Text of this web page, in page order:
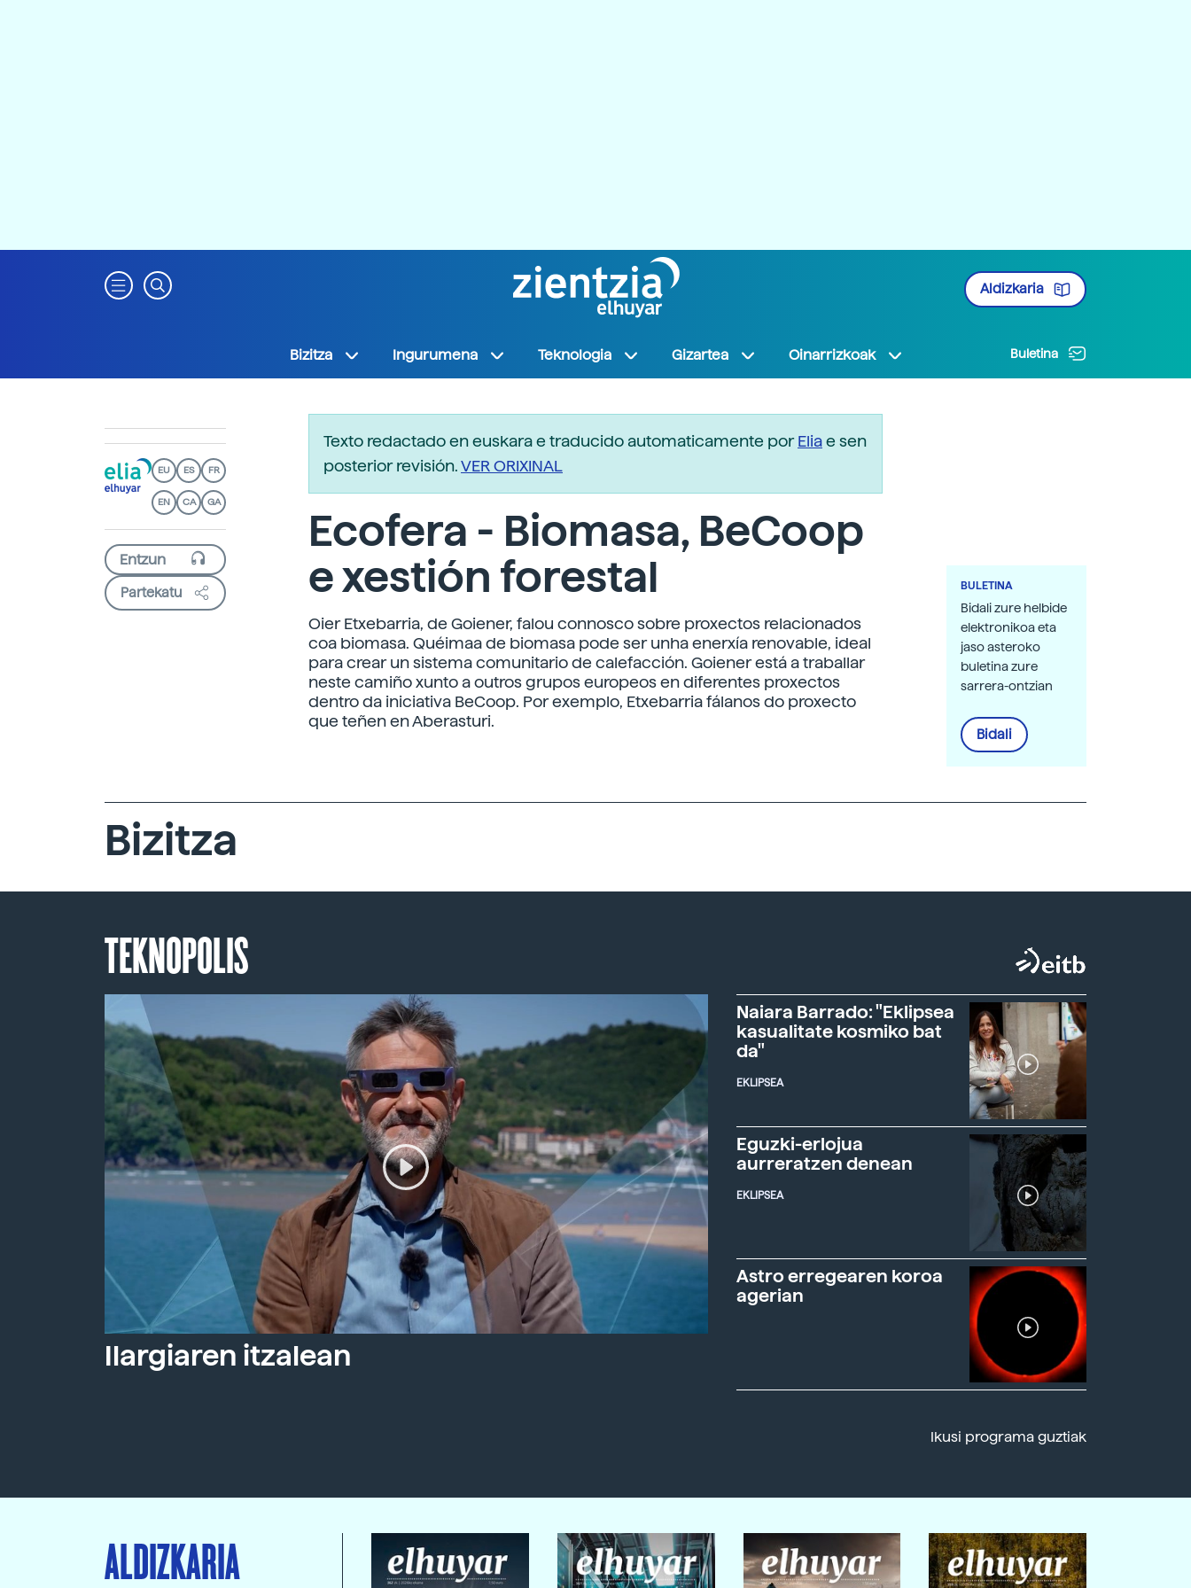
Aldizkaria
Bizitza Ingurumena Teknologia Gizartea Oinarrizkoak Buletina
EU ES FR
EN CA GA
Partekatu
Texto redactado en euskara e traducido automaticamente porEliae sen
posterior revisión.VER ORIXINAL
Ecofera - Biomasa, BeCoop
e xestión forestal
Oier Etxebarria, de Goiener, falou connosco sobre proxectos relacionados
coa biomasa. Quéimaa de biomasa pode ser unha enerxía renovable, ideal
para crear un sistema comunitario de calefacción. Goiener está a traballar
neste camiño xunto a outros grupos europeos en diferentes proxectos
dentro da iniciativa BeCoop. Por exemplo, Etxebarria fálanos do proxecto
que teñen en Aberasturi.
BULETINA
Bidali zure helbide
elektronikoa eta
jaso asteroko
buletina zure
sarrera-ontzian
Bidali
Bizitza
TEKNOPOLIS
Ilargiaren itzalean
Naiara Barrado: "Eklipsea
kasualitate kosmiko bat
da"
EKLIPSEA
Eguzki-erlojua
aurreratzen denean
EKLIPSEA
Astro erregearen koroa
agerian
Ikusi programa guztiak
ALDIZKARIA